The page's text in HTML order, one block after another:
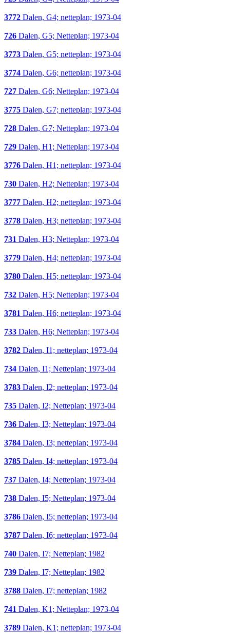
3772 Dalen, G4; netteplan; 1973-04
726 Dalen, G5; Netteplan; 1973-04
3773 Dalen, G5; netteplan; 1973-04
3774 Dalen, G6; netteplan; 1973-04
727 Dalen, G6; Netteplan; 1973-04
3775 Dalen, G7; netteplan; 1973-04
728 Dalen, G7; Netteplan; 1973-04
729 Dalen, H1; Netteplan; 1973-04
3776 Dalen, H1; netteplan; 1973-04
730 Dalen, H2; Netteplan; 1973-04
3777 Dalen, H2; netteplan; 1973-04
3778 Dalen, H3; netteplan; 1973-04
731 Dalen, H3; Netteplan; 1973-04
3779 Dalen, H4; netteplan; 1973-04
3780 Dalen, H5; netteplan; 1973-04
732 Dalen, H5; Netteplan; 1973-04
3781 Dalen, H6; netteplan; 1973-04
733 Dalen, H6; Netteplan; 1973-04
3782 Dalen, I1; netteplan; 1973-04
734 Dalen, I1; Netteplan; 1973-04
3783 Dalen, I2; netteplan; 1973-04
735 Dalen, I2; Netteplan; 1973-04
736 Dalen, I3; Netteplan; 1973-04
3784 Dalen, I3; netteplan; 1973-04
3785 Dalen, I4; netteplan; 1973-04
737 Dalen, I4; Netteplan; 1973-04
738 Dalen, I5; Netteplan; 1973-04
3786 Dalen, I5; netteplan; 1973-04
3787 Dalen, I6; netteplan; 1973-04
740 Dalen, I7; Netteplan; 1982
739 Dalen, I7; Netteplan; 1982
3788 Dalen, I7; netteplan; 1982
741 Dalen, K1; Netteplan; 1973-04
3789 Dalen, K1; netteplan; 1973-04